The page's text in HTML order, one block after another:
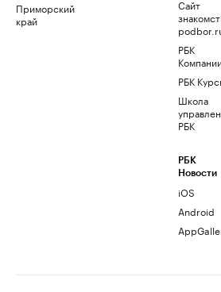
Приморский
край
Сайт
РБК
РБК
Школа
РБК
РБК
Новости
iOS
Android